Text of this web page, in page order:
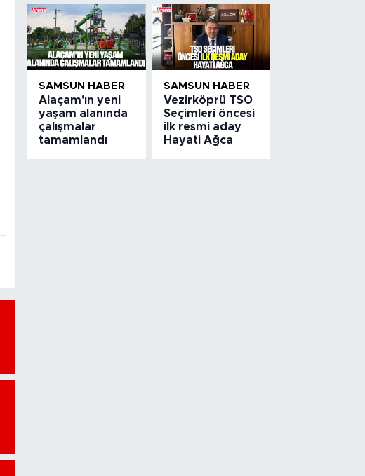
SAMSUN HABER
Alaçam'ın yeni
yaşam alanında
çalışmalar
tamamlandı
SAMSUN HABER
Vezirköprü TSO
Seçimleri öncesi
ilk resmi aday
Hayati Ağca